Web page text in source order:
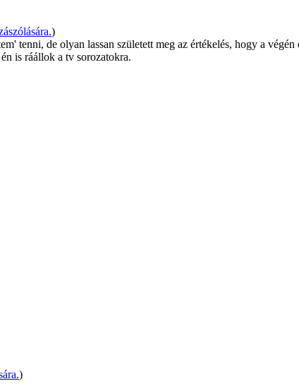
)
tenni, de olyan lassan született meg az értékelés, hogy a
is ráállok a tv sorozatokra.
)